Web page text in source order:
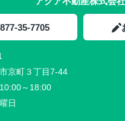
35-7705
京町３丁目7-44
10:00～18:00
日